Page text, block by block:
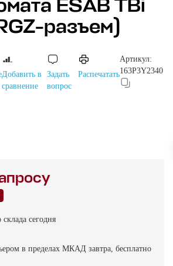
ESAB TBi
разъем)
Добавить в
сравнение
Задать
вопрос
Распечатать
Артикул:
163P3Y2340
склада cегодня
в пределах МКАД завтра, бесплатно